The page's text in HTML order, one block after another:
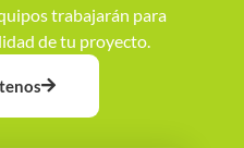
trabajarán para
de tu proyecto.